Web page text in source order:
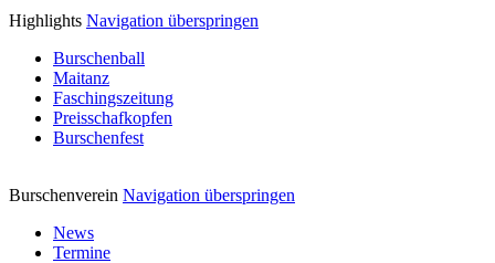
Highlights Navigation überspringen
Burschenball
Maitanz
Faschingszeitung
Preisschafkopfen
Burschenfest
Burschenverein Navigation überspringen
News
Termine